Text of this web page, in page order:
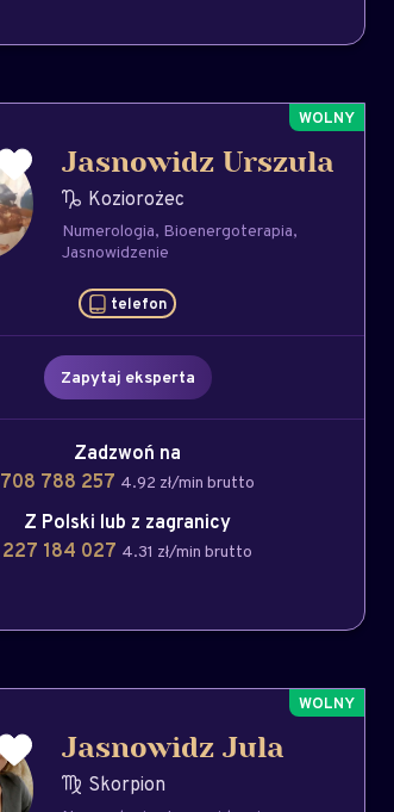
Jasnowidz Urszula
Koziorożec
Numerologia Bioenergoterapia
Jasnowidzenie
telefon
Zapytaj eksperta
Zadzwoń na
708 788 257 4.92 zł/min brutto
Z Polski lub z zagranicy
227 184 027 4.31 zł/min brutto
Jasnowidz Jula
Skorpion